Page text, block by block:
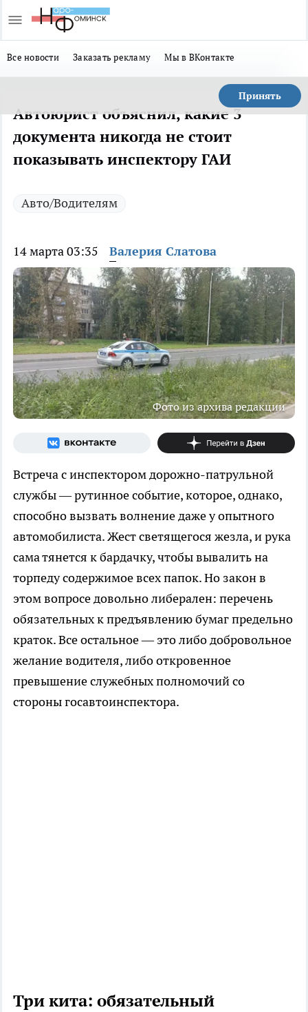
Все новости Заказать рекламу Мы в ВКонтакте
Принять
Автоюрист объяснил, какие 3
документа никогда не стоит
показывать инспектору ГАИ
Авто/Водителям
14 марта 03:35 Валерия Слатова
Фото из архива редакции
Встреча с инспектором дорожно-патрульной
службы — рутинное событие, которое, однако,
способно вызвать волнение даже у опытного
автомобилиста. Жест светящегося жезла, и рука
сама тянется к бардачку, чтобы вывалить на
торпеду содержимое всех папок. Но закон в
этом вопросе довольно либерален: перечень
обязательных к предъявлению бумаг предельно
краток. Все остальное — это либо добровольное
желание водителя, либо откровенное
превышение служебных полномочий со
стороны госавтоинспектора.
Три кита: обязательный